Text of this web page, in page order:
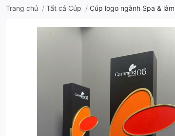
Trang chủ / Tất cả Cúp / Cúp logo ngành Spa &